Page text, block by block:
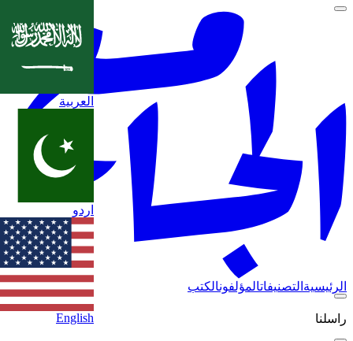
الرئيسية التصنيفاتالمؤلفونالكتب
راسلنا
العربية
اردو
English